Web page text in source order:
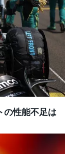
の性能不足は